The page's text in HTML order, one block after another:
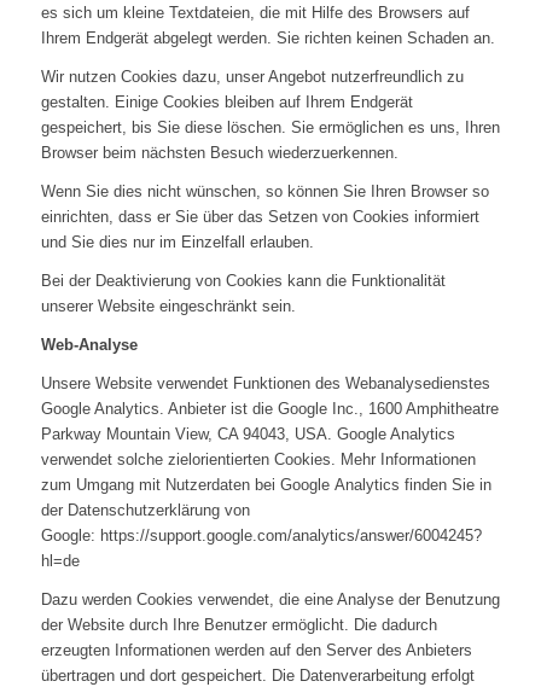
es sich um kleine Textdateien, die mit Hilfe des Browsers auf
Ihrem Endgerät abgelegt werden. Sie richten keinen Schaden an.
Wir nutzen Cookies dazu, unser Angebot nutzerfreundlich zu
gestalten. Einige Cookies bleiben auf Ihrem Endgerät
gespeichert, bis Sie diese löschen. Sie ermöglichen es uns, Ihren
Browser beim nächsten Besuch wiederzuerkennen.
Wenn Sie dies nicht wünschen, so können Sie Ihren Browser so
einrichten, dass er Sie über das Setzen von Cookies informiert
und Sie dies nur im Einzelfall erlauben.
Bei der Deaktivierung von Cookies kann die Funktionalität
unserer Website eingeschränkt sein.
Web-Analyse
Unsere Website verwendet Funktionen des Webanalysedienstes
Google Analytics. Anbieter ist die Google Inc., 1600 Amphitheatre
Parkway Mountain View, CA 94043, USA. Google Analytics
verwendet solche zielorientierten Cookies. Mehr Informationen
zum Umgang mit Nutzerdaten bei Google Analytics finden Sie in
der Datenschutzerklärung von
Google: https://support.google.com/analytics/answer/6004245?
hl=de
Dazu werden Cookies verwendet, die eine Analyse der Benutzung
der Website durch Ihre Benutzer ermöglicht. Die dadurch
erzeugten Informationen werden auf den Server des Anbieters
übertragen und dort gespeichert. Die Datenverarbeitung erfolgt